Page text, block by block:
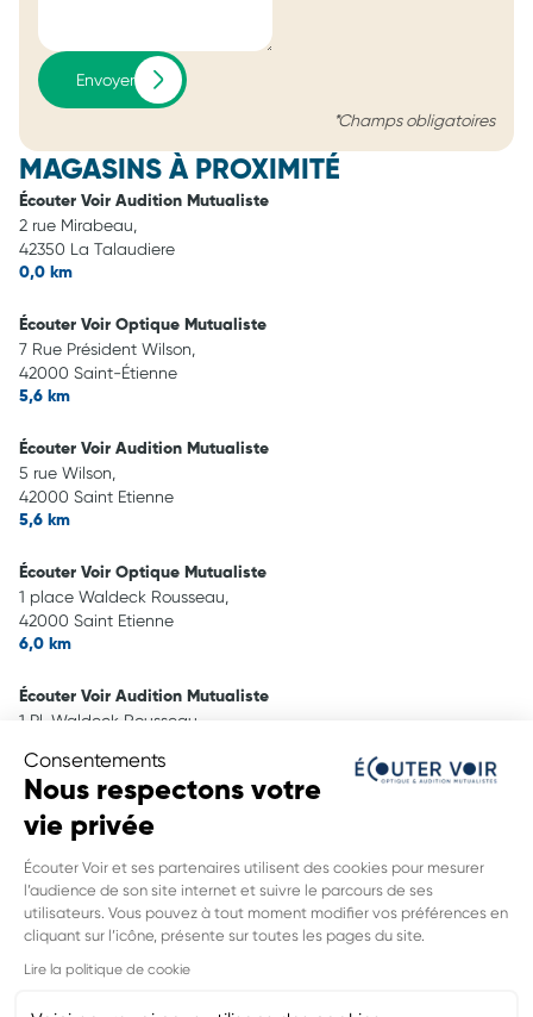
Consentements
Nous respectons votre
vie privée
Écouter Voir et ses partenaires utilisent des cookies pour mesurer
l’audience de son site internet et suivre le parcours de ses
utilisateurs. Vous pouvez à tout moment modifier vos préférences en
cliquant sur l’icône, présente sur toutes les pages du site.
Lire la politique de cookie
Envoyer
*Champs obligatoires
MAGASINS À PROXIMITÉ
Écouter Voir Audition Mutualiste
2 rue Mirabeau,
42350 La Talaudiere
0,0 km
Écouter Voir Optique Mutualiste
7 Rue Président Wilson,
42000 Saint-Étienne
5,6 km
Écouter Voir Audition Mutualiste
5 rue Wilson,
42000 Saint Etienne
5,6 km
Écouter Voir Optique Mutualiste
1 place Waldeck Rousseau,
42000 Saint Etienne
6,0 km
Écouter Voir Audition Mutualiste
1 Pl. Waldeck Rousseau,
6,0 km
Écouter Voir Audition Mutualiste
88 rue De La République,
42400 Saint Chamond
6,2 km
INFORMATIONS LÉGALES DE CE
POINT DE VENTE